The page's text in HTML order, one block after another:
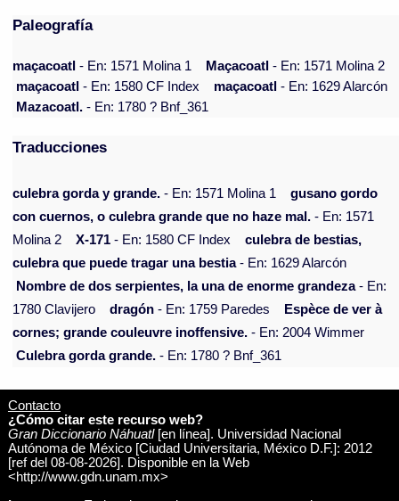
Paleografía
maçacoatl - En: 1571 Molina 1 Maçacoatl - En: 1571 Molina 2
maçacoatl - En: 1580 CF Index maçacoatl - En: 1629 Alarcón
Mazacoatl. - En: 1780 ? Bnf_361
Traducciones
culebra gorda y grande. - En: 1571 Molina 1
gusano gordo
con cuernos, o culebra grande que no haze mal. - En: 1571
Molina 2
X-171 - En: 1580 CF Index
culebra de bestias,
culebra que puede tragar una bestia- En: 1629 Alarcón
Nombre de dos serpientes, la una de enorme grandeza- En:
1780 Clavijero
dragón - En: 1759 Paredes
Espèce de ver à
cornes; grande couleuvre inoffensive. - En: 2004 Wimmer
Culebra gorda grande. - En: 1780 ? Bnf_361
Contacto
¿Cómo citar este recurso web?
Gran Diccionario Náhuatl[en línea]. Universidad Nacional
Autónoma de México [Ciudad Universitaria, México D.F.]: 2012
[ref del 08-08-2026]. Disponible en la Web
<http://www.gdn.unam.mx>